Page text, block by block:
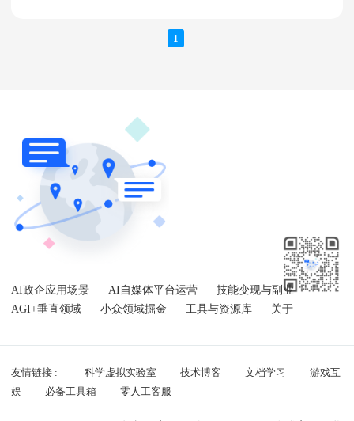
了许多行业中不可或缺的一部
1
AI政企应用场景 AI自媒体平台运营
技能变现与副业
AGI+垂直领域
小众领域掘金 工具与资源库 关于
友情链接 : 科学虚拟实验室 技术博客 文档学习
游戏互
娱
必备工具箱 零人工客服